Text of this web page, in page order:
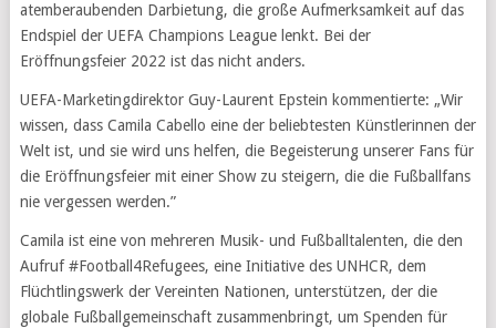
atemberaubenden Darbietung, die große Aufmerksamkeit auf das
Endspiel der UEFA Champions League lenkt. Bei der
Eröffnungsfeier 2022 ist das nicht anders.
UEFA-Marketingdirektor Guy-Laurent Epstein kommentierte: „Wir
wissen, dass Camila Cabello eine der beliebtesten Künstlerinnen der
Welt ist, und sie wird uns helfen, die Begeisterung unserer Fans für
die Eröffnungsfeier mit einer Show zu steigern, die die Fußballfans
nie vergessen werden.”
Camila ist eine von mehreren Musik- und Fußballtalenten, die den
Aufruf #Football4Refugees, eine Initiative des UNHCR, dem
Flüchtlingswerk der Vereinten Nationen, unterstützen, der die
globale Fußballgemeinschaft zusammenbringt, um Spenden für